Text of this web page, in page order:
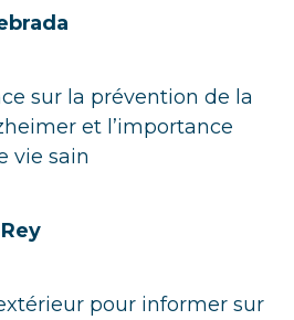
sur la prévention de la
et l’importance
vie sain
pour informer sur